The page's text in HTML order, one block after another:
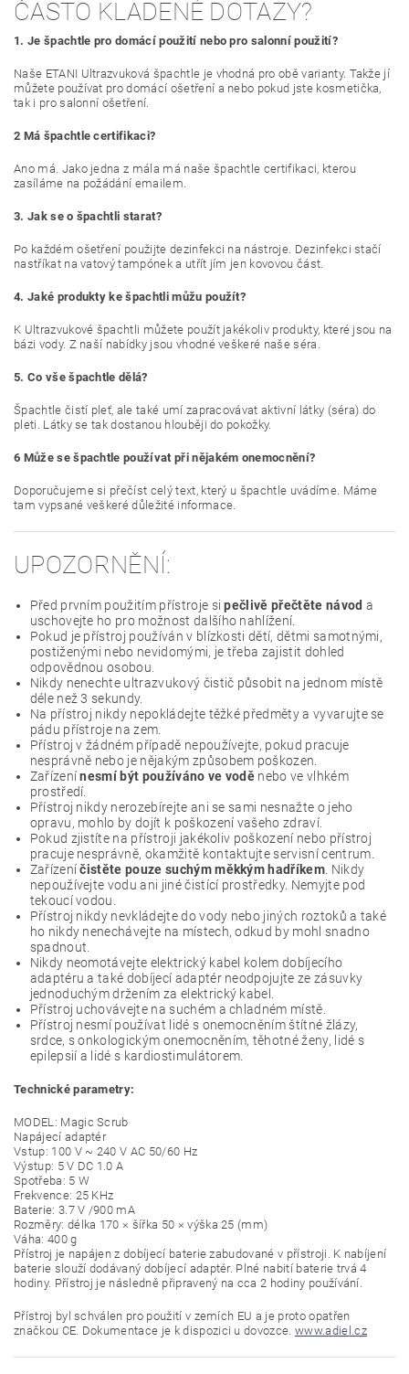
ČASTO KLADENÉ DOTAZY?
1. Je špachtle pro domácí použití nebo pro salonní použití?
Naše ETANI Ultrazvuková špachtle je vhodná pro obě varianty. Takže jí
můžete používat pro domácí ošetření a nebo pokud jste kosmetička,
tak i pro salonní ošetření.
2 Má špachtle certifikaci?
Ano má. Jako jedna z mála má naše špachtle certifikaci, kterou
zasíláme na požádání emailem.
3. Jak se o špachtli starat?
Po každém ošetření použijte dezinfekci na nástroje. Dezinfekci stačí
nastříkat na vatový tampónek a utřít jím jen kovovou část.
4. Jaké produkty ke špachtli můžu použít?
K Ultrazvukové špachtli můžete použít jakékoliv produkty, které jsou na
bázi vody. Z naší nabídky jsou vhodné veškeré naše séra.
5. Co vše špachtle dělá?
Špachtle čistí pleť, ale také umí zapracovávat aktivní látky (séra) do
pleti. Látky se tak dostanou hlouběji do pokožky.
6 Může se špachtle používat při nějakém onemocnění?
Doporučujeme si přečíst celý text, který u špachtle uvádíme. Máme
tam vypsané veškeré důležité informace.
UPOZORNĚNÍ:
Před prvním použitím přístroje si pečlivě přečtěte návod a
uschovejte ho pro možnost dalšího nahlížení.
Pokud je přístroj používán v blízkosti dětí, dětmi samotnými,
postiženými nebo nevidomými, je třeba zajistit dohled
odpovědnou osobou.
Nikdy nenechte ultrazvukový čistič působit na jednom místě
déle než 3 sekundy.
Na přístroj nikdy nepokládejte těžké předměty a vyvarujte se
pádu přístroje na zem.
Přístroj v žádném případě nepoužívejte, pokud pracuje
nesprávně nebo je nějakým způsobem poškozen.
Zařízení nesmí být používáno ve vodě nebo ve vlhkém
prostředí.
Přístroj nikdy nerozebírejte ani se sami nesnažte o jeho
opravu, mohlo by dojít k poškození vašeho zdraví.
Pokud zjistíte na přístroji jakékoliv poškození nebo přístroj
pracuje nesprávně, okamžitě kontaktujte servisní centrum.
Zařízení čistěte pouze suchým měkkým hadříkem . Nikdy
nepoužívejte vodu ani jiné čistící prostředky. Nemyjte pod
tekoucí vodou.
Přístroj nikdy nevkládejte do vody nebo jiných roztoků a také
ho nikdy nenechávejte na místech, odkud by mohl snadno
spadnout.
Nikdy neomotávejte elektrický kabel kolem dobíjecího
adaptéru a také dobíjecí adaptér neodpojujte ze zásuvky
jednoduchým držením za elektrický kabel.
Přístroj uchovávejte na suchém a chladném místě.
Přístroj nesmí používat lidé s onemocněním štítné žlázy,
srdce, s onkologickým onemocněním, těhotné ženy, lidé s
epilepsií a lidé s kardiostimulátorem.
Technické parametry:
MODEL: Magic Scrub
Napájecí adaptér
Vstup: 100 V ~ 240 V AC 50/60 Hz
Výstup: 5 V DC 1.0 A
Spotřeba: 5 W
Frekvence: 25 KHz
Baterie: 3.7 V /900 mA
Rozměry: délka 170 × šířka 50 × výška 25 (mm)
Váha: 400 g
Přístroj je napájen z dobíjecí baterie zabudované v přístroji. K nabíjení
baterie slouží dodávaný dobíjecí adaptér. Plné nabití baterie trvá 4
hodiny. Přístroj je následně připravený na cca 2 hodiny používání.
Přístroj byl schválen pro použití v zemích EU a je proto opatřen
značkou CE. Dokumentace je k dispozici u dovozce.www.adiel.cz